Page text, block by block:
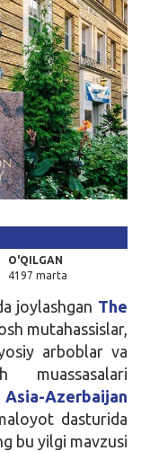
O'QILGAN
4197 marta
joylashgan The
mutahassislar,
arboblar va
muassasalari
Azerbaijan
dasturida
bu yilgi mavzusi